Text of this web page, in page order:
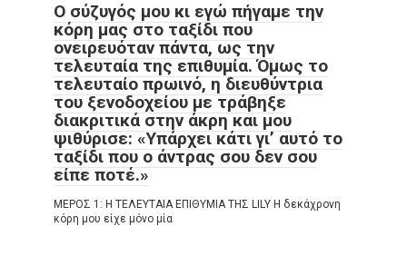
Ο σύζυγός μου κι εγώ πήγαμε την
κόρη μας στο ταξίδι που
ονειρευόταν πάντα, ως την
τελευταία της επιθυμία. Όμως το
τελευταίο πρωινό, η διευθύντρια
του ξενοδοχείου με τράβηξε
διακριτικά στην άκρη και μου
ψιθύρισε: «Υπάρχει κάτι γι’ αυτό το
ταξίδι που ο άντρας σου δεν σου
είπε ποτέ.»
ΜΕΡΟΣ 1: Η ΤΕΛΕΥΤΑΙΑ ΕΠΙΘΥΜΙΑ ΤΗΣ LILY Η δεκάχρονη
κόρη μου είχε μόνο μία